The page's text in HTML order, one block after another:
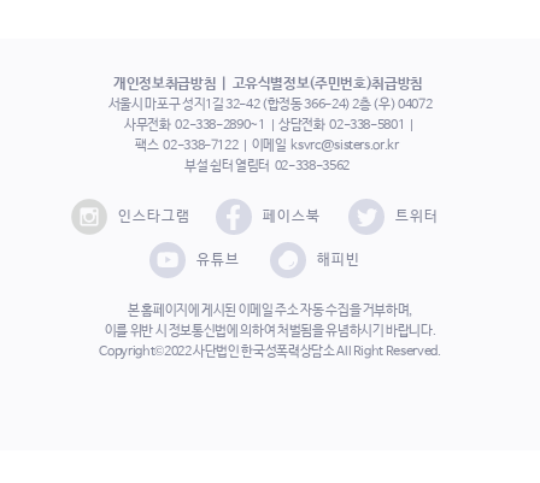
개인정보취급방침 고유식별정보(주민번호)취급방침
서울시 마포구 성지1길 32-42 (합정동 366-24) 2층 (우) 04072
사무전화 02-338-2890~1 상담전화 02-338-5801
팩스 02-338-7122 이메일 ksvrc@sisters.or.kr
부설 쉼터 열림터 02-338-3562
인스타그램 페이스북 트위터
유튜브 해피빈
본 홈페이지에 게시된 이메일 주소 자동 수집을 거부하며,
이를 위반 시 정보통신법에 의하여 처벌됨을 유념하시기 바랍니다.
Copyright©2022 사단법인 한국성폭력상담소 All Right Reserved.